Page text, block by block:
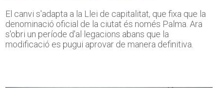
El canvi s'adapta a la Llei de capitalitat, que fixa que la
denominació oficial de la ciutat és només Palma. Ara
s'obri un període d'al·legacions abans que la
modificació es pugui aprovar de manera definitiva.